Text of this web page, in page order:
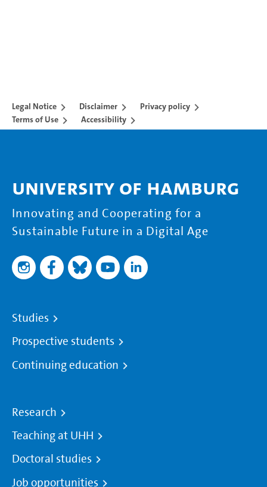
Legal Notice Disclaimer
Privacy policy
Terms of Use
Accessibility
University of Hamburg
Innovating and Cooperating for a
Sustainable Future in a Digital Age
Studies
Prospective students
Continuing education
Research
Teaching at UHH
Doctoral studies
Job opportunities